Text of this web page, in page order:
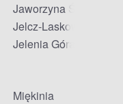
Jaworzyna Śląska
Jelcz-Laskowice
Jelenia Góra
Miękinia